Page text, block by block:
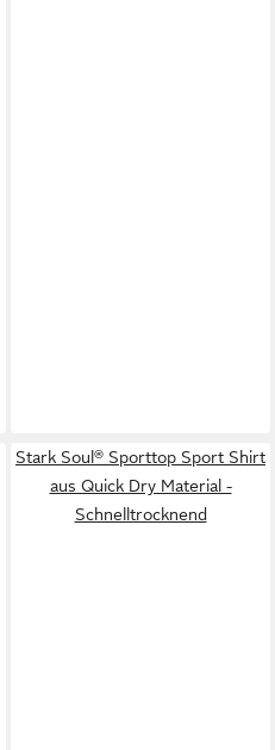
Stark Soul® Sporttop Sport Shirt
aus Quick Dry Material -
Schnelltrocknend